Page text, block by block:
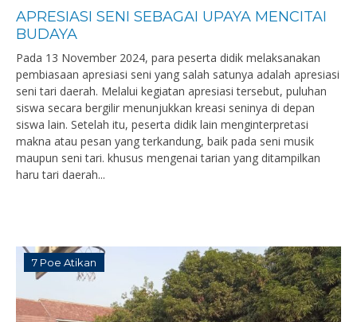
APRESIASI SENI SEBAGAI UPAYA MENCITAI
BUDAYA
Pada 13 November 2024, para peserta didik melaksanakan
pembiasaan apresiasi seni yang salah satunya adalah apresiasi
seni tari daerah. Melalui kegiatan apresiasi tersebut, puluhan
siswa secara bergilir menunjukkan kreasi seninya di depan
siswa lain. Setelah itu, peserta didik lain menginterpretasi
makna atau pesan yang terkandung, baik pada seni musik
maupun seni tari. khusus mengenai tarian yang ditampilkan
haru tari daerah...
7 Poe Atikan